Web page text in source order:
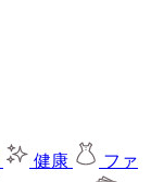
健康
ファ